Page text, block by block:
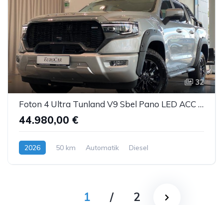
32
Foton 4 Ultra Tunland V9 Sbel Pano LED ACC AHK 360°
44.980,00 €
2026 50 km Automatik Diesel
1 / 2